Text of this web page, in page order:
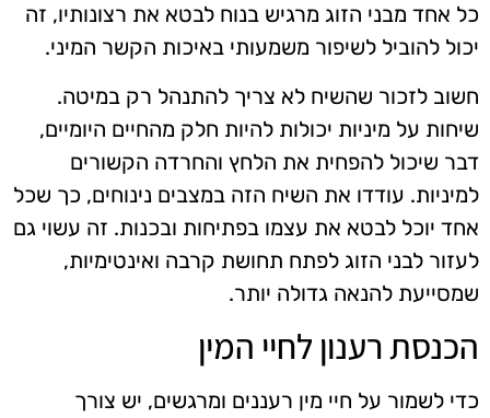
כל אחד מבני הזוג מרגיש בנוח לבטא את רצונותיו, זה
יכול להוביל לשיפור משמעותי באיכות הקשר המיני.
חשוב לזכור שהשיח לא צריך להתנהל רק במיטה.
שיחות על מיניות יכולות להיות חלק מהחיים היומיים,
דבר שיכול להפחית את הלחץ והחרדה הקשורים
למיניות. עודדו את השיח הזה במצבים נינוחים, כך שכל
אחד יוכל לבטא את עצמו בפתיחות ובכנות. זה עשוי גם
לעזור לבני הזוג לפתח תחושת קרבה ואינטימיות,
שמסייעת להנאה גדולה יותר.
הכנסת רענון לחיי המין
כדי לשמור על חיי מין רעננים ומרגשים, יש צורך